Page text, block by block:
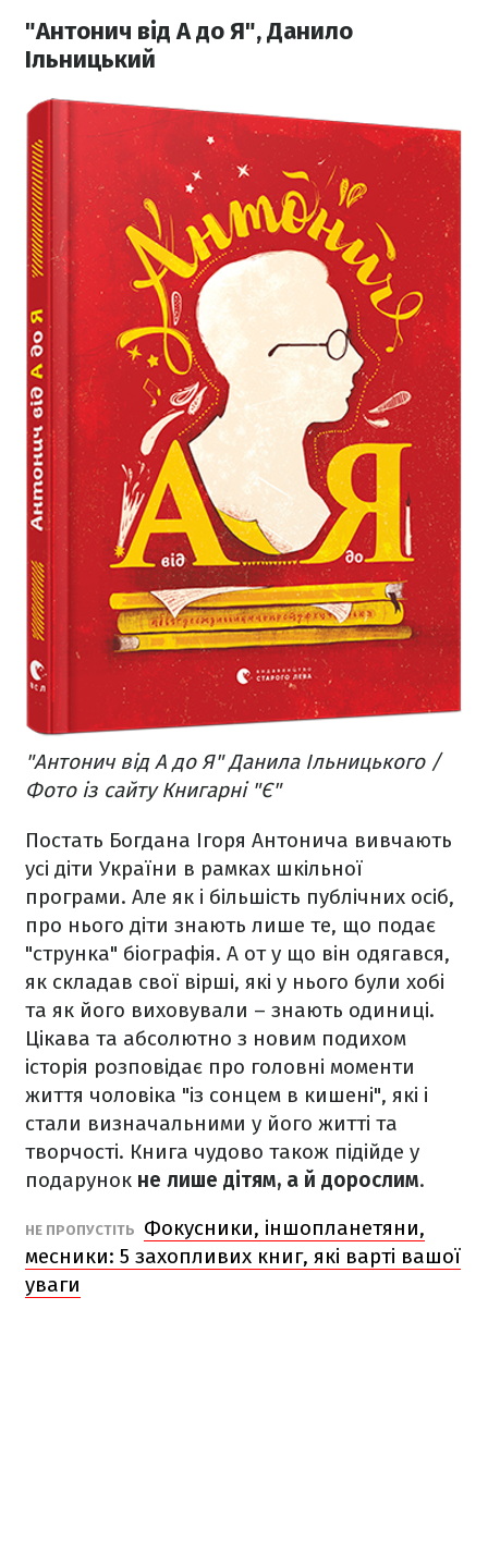
"Антонич від А до Я", Данило
Ільницький
"Антонич від А до Я" Данила Ільницького /
Фото із сайту Книгарні "Є"
Постать Богдана Ігоря Антонича вивчають
усі діти України в рамках шкільної
програми. Але як і більшість публічних осіб,
про нього діти знають лише те, що подає
"струнка" біографія. А от у що він одягався,
як складав свої вірші, які у нього були хобі
та як його виховували – знають одиниці.
Цікава та абсолютно з новим подихом
історія розповідає про головні моменти
життя чоловіка "із сонцем в кишені", які і
стали визначальними у його житті та
творчості. Книга чудово також підійде у
подарунок не лише дітям, а й дорослим.
НЕ ПРОПУСТІТЬ
Фокусники, іншопланетяни,
месники: 5 захопливих книг, які варті вашої
уваги